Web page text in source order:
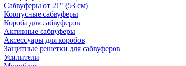
Сабвуферы от 21" (53 см)
Корпусные сабвуферы
Короба для сабвуферов
Активные сабвуферы
Аксессуары для коробов
Защитные решетки для сабвуферов
Усилители